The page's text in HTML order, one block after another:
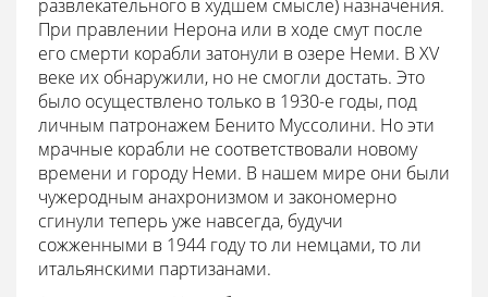
развлекательного в худшем смысле) назначения.
При правлении Нерона или в ходе смут после
его смерти корабли затонули в озере Неми. В XV
веке их обнаружили, но не смогли достать. Это
было осуществлено только в 1930-е годы, под
личным патронажем Бенито Муссолини. Но эти
мрачные корабли не соответствовали новому
времени и городу Неми. В нашем мире они были
чужеродным анахронизмом и закономерно
сгинули теперь уже навсегда, будучи
сожженными в 1944 году то ли немцами, то ли
итальянскими партизанами.